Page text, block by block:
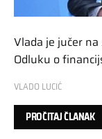
Vlada je jučer
Odluku o
VLADO LUCIĆ
PROČITAJ ČLANAK